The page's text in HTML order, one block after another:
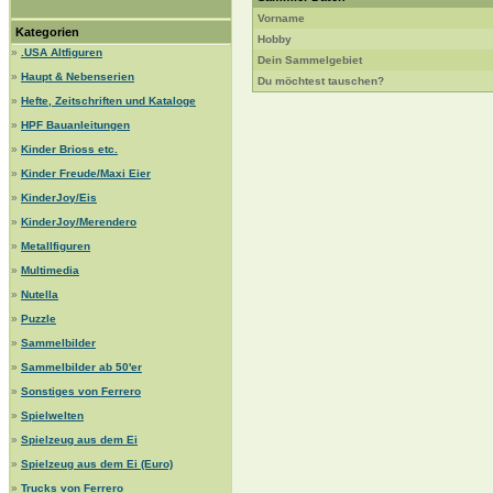
Kategorien
»
.USA Altfiguren
» Haupt & Nebenserien
» Hefte, Zeitschriften und Kataloge
» HPF Bauanleitungen
» Kinder Brioss etc.
» Kinder Freude/Maxi Eier
» KinderJoy/Eis
» KinderJoy/Merendero
» Metallfiguren
» Multimedia
» Nutella
» Puzzle
» Sammelbilder
» Sammelbilder ab 50'er
» Sonstiges von Ferrero
» Spielwelten
» Spielzeug aus dem Ei
» Spielzeug aus dem Ei (Euro)
» Trucks von Ferrero
Vorname
Hobby
Dein Sammelgebiet
Du möchtest tauschen?